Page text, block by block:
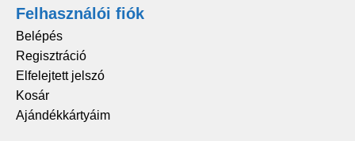
Felhasználói fiók
Belépés
Regisztráció
Elfelejtett jelszó
Kosár
Ajándékkártyáim